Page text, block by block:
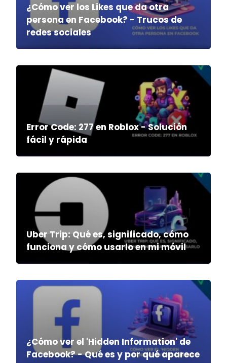
¿Cómo ver los Likes que da otra
persona en Facebook? - Trucos de
redes sociales
Error Code: 277 en Roblox - Solución
fácil y rápida
Uber Trip: Qué es, significado, cómo
funciona y cómo usarlo en mi móvil
¿Cómo ver el 'Hidden Information' de
Facebook? - Qué es y por qué aparece